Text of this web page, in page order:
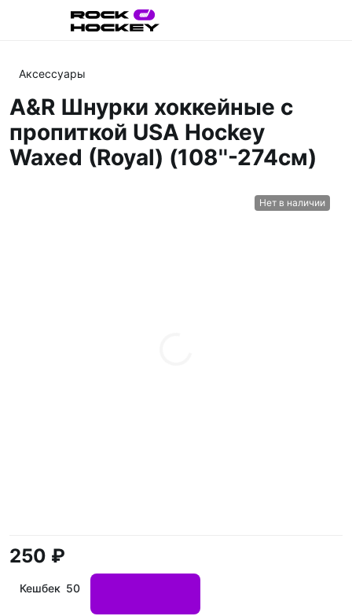
Аксессуары
A&R Шнурки хоккейные с
пропиткой USA Hockey
Waxed (Royal) (108''-274см)
Нет в наличии
250 ₽
Кешбек 50